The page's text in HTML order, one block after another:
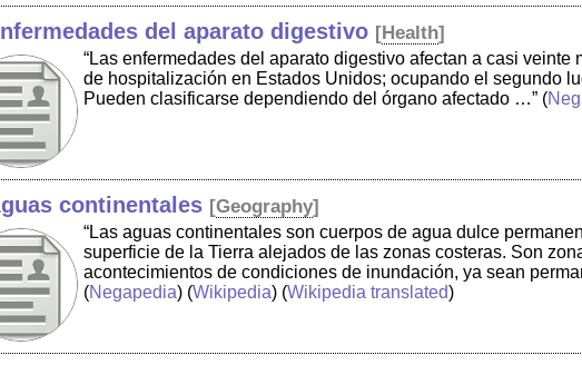
del aparato digestivo [Health]
“Las enfermedades del aparato digestivo afectan a casi
de hospitalización en Estados Unidos; ocupando el segundo
Pueden clasificarse dependiendo del órgano afectado …” (
continentales [Geography]
“Las aguas continentales son cuerpos de agua dulce
superficie de la Tierra alejados de las zonas costeras. Son
acontecimientos de condiciones de inundación, ya sean
(Negapedia) (Wikipedia) (Wikipedia translated)